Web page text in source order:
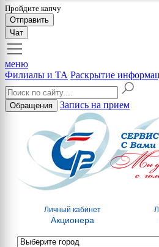
Пройдите капчу
Отправить
Чат
меню
Филиалы и ТА Раскрытие
Обращения Запись на прием
Личный кабинет
Акционера